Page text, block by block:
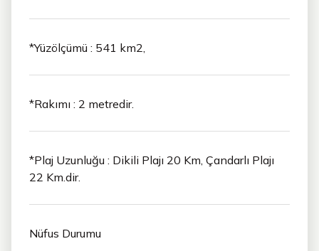
*Yüzölçümü : 541 km2,
*Rakımı : 2 metredir.
*Plaj Uzunluğu : Dikili Plajı 20 Km, Çandarlı Plajı
22 Km.dir.
Nüfus Durumu